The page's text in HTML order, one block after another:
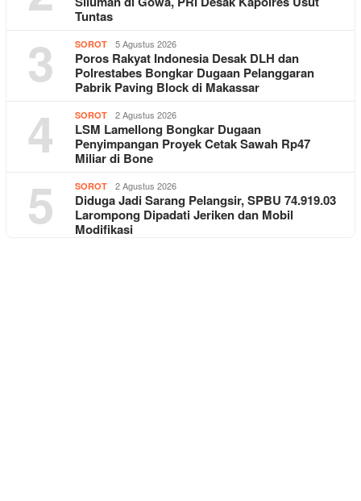
Tuntas
3 SOROT 5 Agustus 2026
Poros Rakyat Indonesia Desak DLH dan
Polrestabes Bongkar Dugaan Pelanggaran
Pabrik Paving Block di Makassar
4 SOROT 2 Agustus 2026
LSM Lamellong Bongkar Dugaan
Penyimpangan Proyek Cetak Sawah Rp47
Miliar di Bone
5 SOROT 2 Agustus 2026
Diduga Jadi Sarang Pelangsir, SPBU 74.919.03
Larompong Dipadati Jeriken dan Mobil
Modifikasi